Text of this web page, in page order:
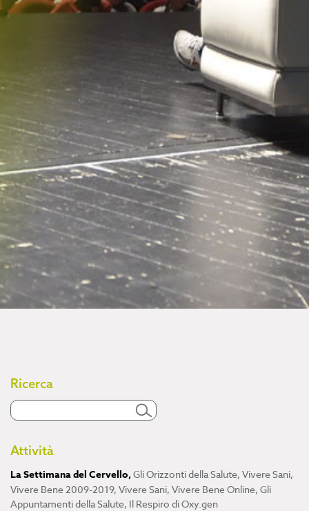
Ricerca
Attività
La Settimana del Cervello,Gli Orizzonti della Salute, Vivere Sani,
Vivere Bene 2009-2019, Vivere Sani, Vivere Bene Online, Gli
Appuntamenti della Salute, Il Respiro di Oxy.gen